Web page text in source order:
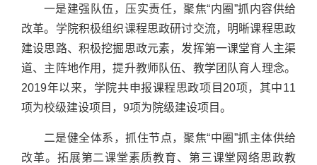
一是建强队伍，压实责任，聚焦“内圈”抓内容供给
改革。学院积极组织课程思政研讨交流，明晰课程思政
建设思路、积极挖掘思政元素，发挥第一课堂育人主渠
道、主阵地作用，提升教师队伍、教学团队育人理念。
2019年以来，学院共申报课程思政项目20项，其中11
项为校级建设项目，9项为院级建设项目。
二是健全体系，抓住节点，聚焦“中圈”抓主体供给
改革。拓展第二课堂素质教育、第三课堂网络思政教